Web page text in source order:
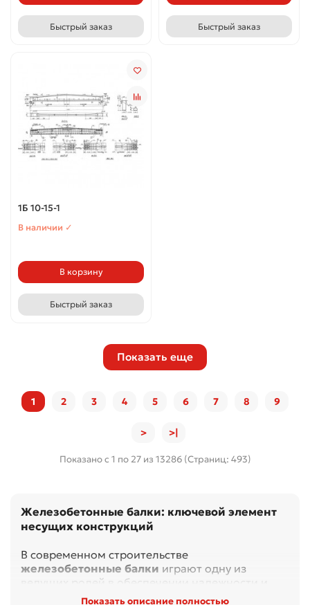
Быстрый заказ Быстрый заказ
1Б 10-15-1
В наличии ✓
В корзину
Быстрый заказ
Показать еще
1 2 3 4 5 6 7 8 9
> >|
Показано с 1 по 27 из 13286 (Страниц: 493)
Железобетонные балки: ключевой элемент
несущих конструкций
В современном строительстве
железобетонные балки играют одну из
ведущих ролей в обеспечении надежности и
долговечности зданий и сооружений. Эти
Показать описание полностью